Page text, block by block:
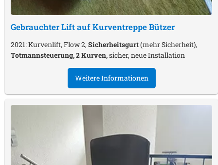
Gebrauchter Lift auf KurventreppeBützer
2021: Kurvenlift, Flow 2, Sicherheitsgurt(mehr Sicherheit),
Totmannsteuerung, 2 Kurven,sicher, neue Installation
Weitere Informationen